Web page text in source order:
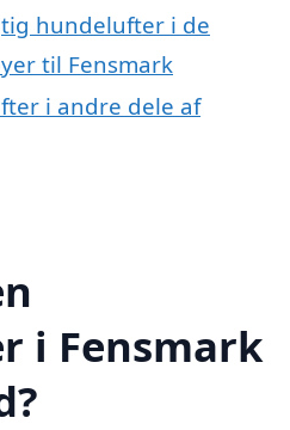
hundelufter i de
til Fensmark
i andre dele af
i Fensmark